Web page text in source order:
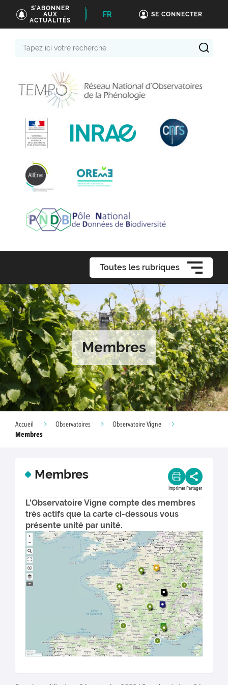
S'ABONNER
AUX
ACTUALITÉS
FR SE CONNECTER
Toutes les rubriques
Membres
Accueil Observatoires
Observatoire Vigne
Membres
Membres
Imprimer Partager
L'Observatoire Vigne compte des membres
très actifs que la carte ci-dessous vous
présente unité par unité.